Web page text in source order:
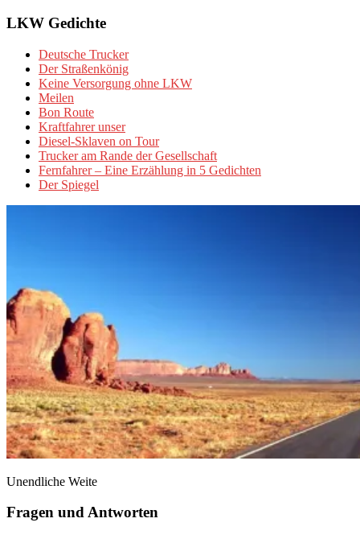
LKW Gedichte
Deutsche Trucker
Der Straßenkönig
Keine Versorgung ohne LKW
Meilen
Bon Route
Kraftfahrer unser
Diesel-Sklaven on Tour
Trucker am Rande der Gesellschaft
Fernfahrer – Eine Erzählung in 5 Gedichten
Der Spiegel
Unendliche Weite
Fragen und Antworten